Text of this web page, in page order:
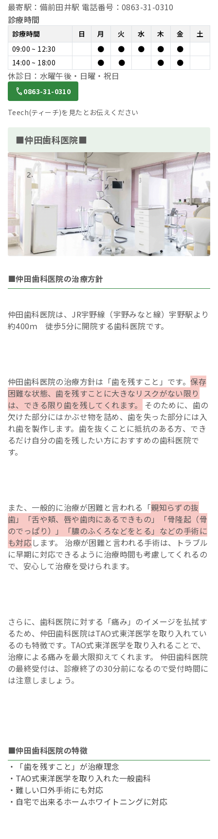
最寄駅：備前田井駅 電話番号：0863-31-0310
診療時間
診療時間 日 月 火 水 木 金
土
09:00 ~ 12:30
● ● ● ●
●
14:00 ~ 18:00
● ● ● ●
休診日：水曜午後・日曜・祝日
0863-31-0310
Teech(ティーチ)を見たとお伝えください
■仲田歯科医院■
■仲田歯科医院の治療方針
仲田歯科医院は、JR宇野線（宇野みなと線）宇野駅より
約400ｍ 徒歩5分に開院する歯科医院です。
仲田歯科医院の治療方針は「歯を残すこと」です。保存
困難な状態、歯を残すことに大きなリスクがない限り
は、できる限り歯を残してくれます。
そのために、歯の
欠けた部分にはかぶせ物を詰め、歯を失った部分には入
れ歯を製作します。歯を抜くことに抵抗のある方、でき
るだけ自分の歯を残したい方におすすめの歯科医院で
す。
また、一般的に治療が困難と言われる「親知らずの抜
歯」「舌や頬、唇や歯肉にあるできもの」「骨隆起（骨
のでっぱり）」「膿のふくろなどをとる」などの手術に
も対応します。 治療が困難と言われる手術は、トラブル
に早期に対応できるように治療時間も考慮してくれるの
で、安心して治療を受けられます。
さらに、歯科医院に対する「痛み」のイメージを払拭す
るため、仲田歯科医院はTAO式東洋医学を取り入れてい
るのも特徴です。TAO式東洋医学を取り入れることで、
治療による痛みを最大限抑えてくれます。 仲田歯科医院
の最終受付は、診療終了の30分前になるので受付時間に
は注意しましょう。
■仲田歯科医院の特徴
・「歯を残すこと」が治療理念
・TAO式東洋医学を取り入れた一般歯科
・難しい口外手術にも対応
・自宅で出来るホームホワイトニングに対応